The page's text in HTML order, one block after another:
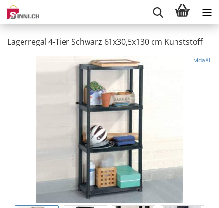
Lagerregal 4-Tier Schwarz 61x30,5x130 cm Kunststoff
vidaXL